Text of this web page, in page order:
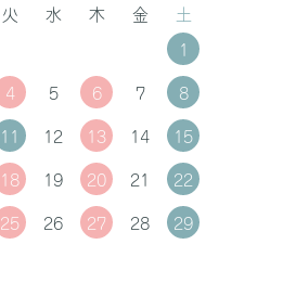
火 水 木 金
土
1
4 5 6 7
8
11 12 13 14
15
18 19 20 21
22
25 26 27 28
29